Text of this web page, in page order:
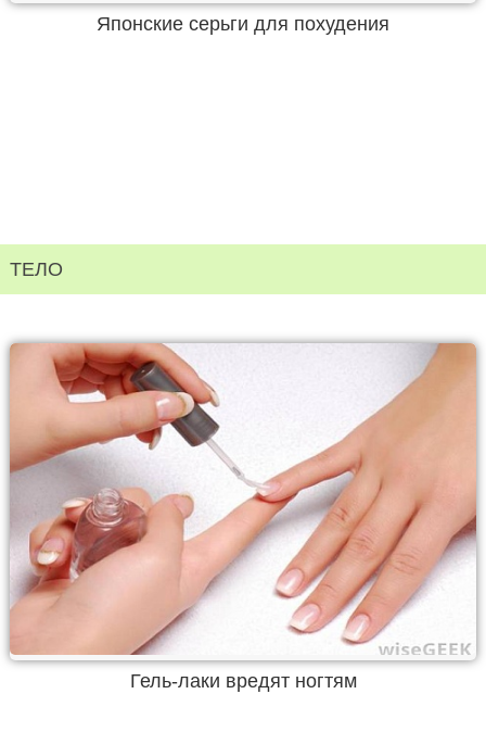
Японские серьги для похудения
ТЕЛО
Гель-лаки вредят ногтям